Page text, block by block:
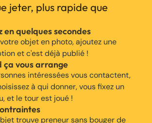
jeter, plus rapide que
en quelques secondes
objet en photo, ajoutez une
et c'est déjà publié !
ça vous arrange
intéressées vous contactent,
à qui donner, vous fixez un
et le tour est joué !
trouve preneur sans bouger de